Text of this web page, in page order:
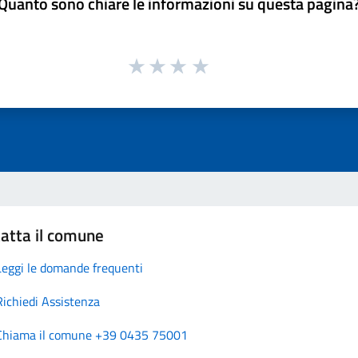
il comune
le domande frequenti
Assistenza
il comune +39 0435 75001